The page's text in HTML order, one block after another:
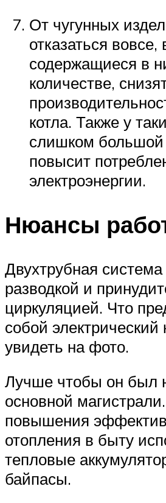
От чугунных
отказаться
содержащиеся в
количестве,
котла. Также у
слишком
повысит
электроэнергии.
Нюансы
Двухтрубная
разводкой и
циркуляцией. Что
собой
увидеть на фото.
Лучше чтобы он был
основной
повышения
отопления в быту
тепловые
байпасы.